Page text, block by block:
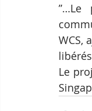
”…Le
WCS,
Le